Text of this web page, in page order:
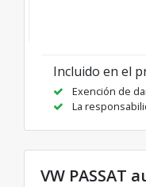
Incluido en el
Exención de
La
VW PASSAT